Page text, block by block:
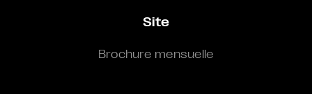
Site
Brochure mensuelle